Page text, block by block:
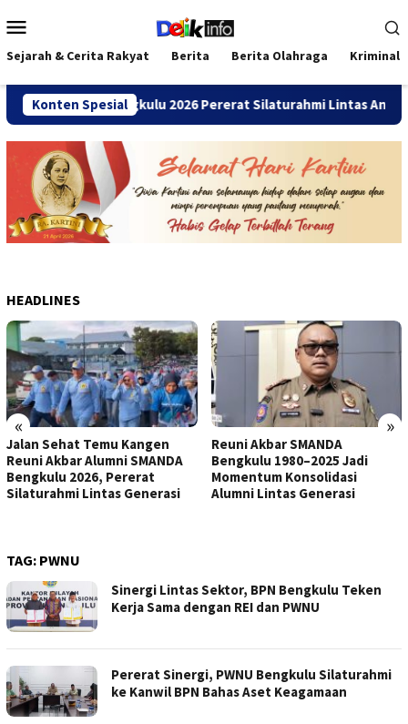
ke
kontenMobile
Sejarah & Cerita Rakyat Berita Berita Olahraga Kriminal
Konten Spesial
SMANDA Bengkulu 2026 Pererat Silaturahmi Lintas Angkatan
HEADLINES
« »
Jalan Sehat Temu Kangen
Reuni Akbar Alumni SMANDA
Bengkulu 2026, Pererat
Silaturahmi Lintas Generasi
Reuni Akbar SMANDA
Bengkulu 1980–2025 Jadi
Momentum Konsolidasi
Alumni Lintas Generasi
TAG: PWNU
Sinergi Lintas Sektor, BPN Bengkulu Teken
Kerja Sama dengan REI dan PWNU
Pererat Sinergi, PWNU Bengkulu Silaturahmi
ke Kanwil BPN Bahas Aset Keagamaan